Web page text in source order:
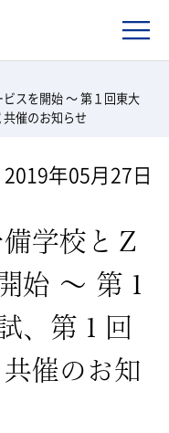
ビスを開始 ～ 第１回東大
催のお知らせ
2019年05月27日
学校とＺ
始 ～ 第１
、第１回
催のお知